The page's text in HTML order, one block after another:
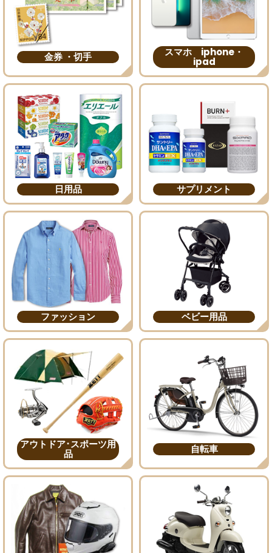
金券 ・切手 スマホ iphone・
ipad
日用品 サプリメント
ファッション ベビー用品
アウトドア･スポーツ用
品 自転車